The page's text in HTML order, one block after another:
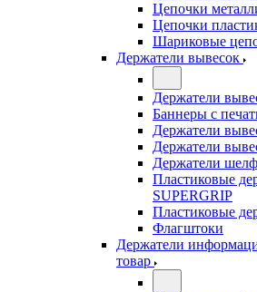
Цепочки
Цепочки
Шариковые
Держатели вывесок
Держатели
Баннеры с
Держатели
Держатели
Держатели
Пластиковые
SUPERGRIP
Пластиковые
Флагштоки
Держатели
товар